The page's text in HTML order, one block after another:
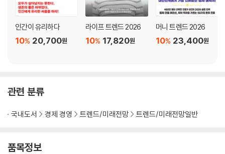
주 4일은 하루 더 놀자는 것이 아니다｜왜 보수 정당인 일본 자민당은 주
4일제를 추진할까?｜주 5일 근무제는 자본가의 선택이었다｜한국에서
누가 주 4일 근무제를 하고 있는가?
농어촌 주택을 세컨드 하우스로 만든다면?｜5도 2촌, 4도 3촌: 우린 삶
와 인구 소멸, 그리고 세컨드 하우스에 대한 욕망
인간이 유리하다
20,700원
10%
라이프 트렌드 2026
17,820원
10%
머니 트렌드 2026
23,400원
10%
관련 분류
국내도서 경제 경영 트렌드/미래전망 트렌드/미래전망일반
품목정보